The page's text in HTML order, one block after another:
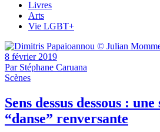
Livres
Arts
Vie LGBT+
8 février 2019
Par Stéphane Caruana
Scènes
Sens dessus dessous :
“danse” renversante